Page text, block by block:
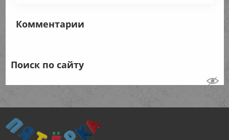
Комментарии
Поиск по сайту